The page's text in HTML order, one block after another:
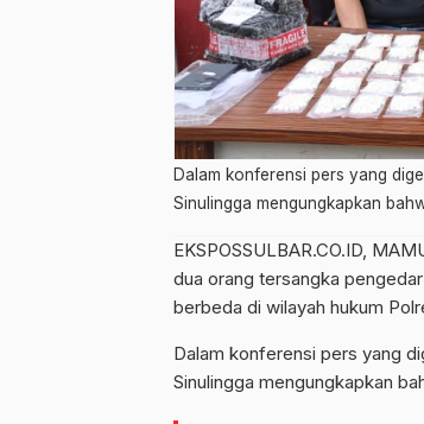
Dalam konferensi pers yang
Sinulingga mengungkapkan
EKSPOSSULBAR.CO.ID,
dua orang tersangka
berbeda di wilayah hukum
Dalam konferensi pers yang
Sinulingga mengungkapkan